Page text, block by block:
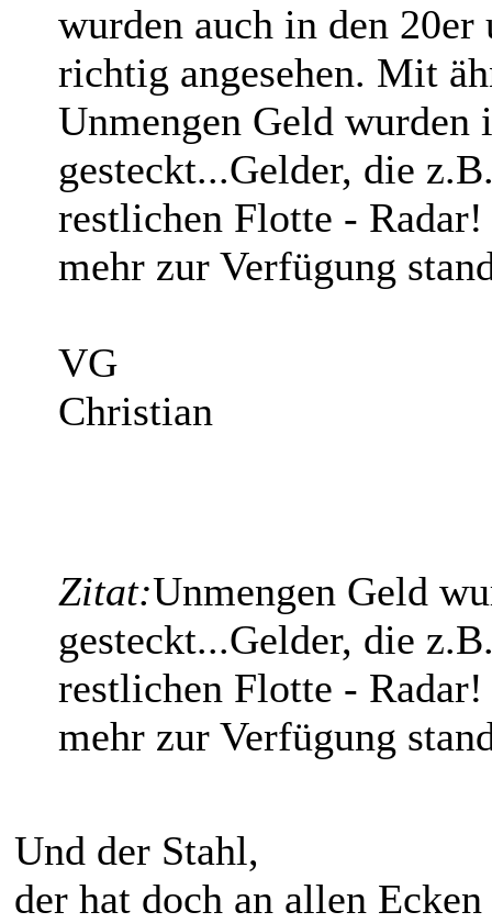
wurden auch in den
richtig angesehen. Mit
Unmengen Geld wurden
gesteckt...Gelder, die
restlichen Flotte -
mehr zur Verfügung
VG
Christian
Zitat:Unmengen Geld
gesteckt...Gelder, die
restlichen Flotte -
mehr zur Verfügung
Und der Stahl,
der hat doch an allen